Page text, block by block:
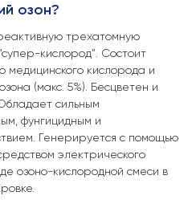
озон?
трехатомную
кислород”. Состоит
медицинского кислорода и
(макс. 5%). Бесцветен и
сильным
фунгицидным и
Генерируется с помощью
электрического
озоно-кислородной смеси в